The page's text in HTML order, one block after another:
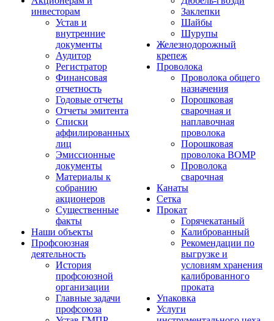
инвесторам
Устав и
внутренние
документы
Аудитор
Регистратор
Финансовая
отчетность
Годовые отчеты
Отчеты эмитента
Списки
аффилированных
лиц
Эмиссионные
документы
Материалы к
собранию
акционеров
Существенные
факты
Наши объекты
Профсоюзная
деятельность
История
профсоюзной
организации
Главные задачи
профсоюза
Заклепки
Шайбы
Шурупы
Железнодорожный
крепеж
Проволока
Проволока общего
назначения
Порошковая
сварочная и
наплавочная
проволока
Порошковая
проволока ВОМР
Проволока
сварочная
Канаты
Сетка
Прокат
Горячекатаный
Калиброванный
Рекомендации по
выгрузке и
условиям хранения
калиброванного
проката
Упаковка
Услуги